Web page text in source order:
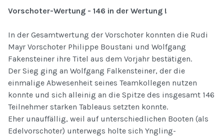
Vorschoter-Wertung - 146 in der Wertung !
In der Gesamtwertung der Vorschoter konnten die Rudi
Mayr Vorschoter Philippe Boustani und Wolfgang
Fakensteiner ihre Titel aus dem Vorjahr bestätigen.
Der Sieg ging an Wolfgang Falkensteiner, der die
einmalige Abwesenheit seines Teamkollegen nutzen
konnte und sich alleinig an die Spitze des insgesamt 146
Teilnehmer starken Tableaus setzten konnte.
Eher unauffällig, weil auf unterschiedlichen Booten (als
Edelvorschoter) unterwegs holte sich Yngling-